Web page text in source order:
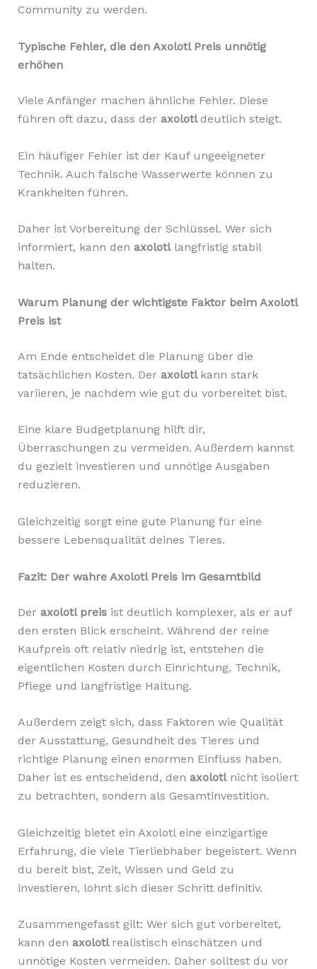
Community zu werden.
Typische Fehler, die den Axolotl Preis unnötig
erhöhen
Viele Anfänger machen ähnliche Fehler. Diese
führen oft dazu, dass der axolotl deutlich steigt.
Ein häufiger Fehler ist der Kauf ungeeigneter
Technik. Auch falsche Wasserwerte können zu
Krankheiten führen.
Daher ist Vorbereitung der Schlüssel. Wer sich
informiert, kann den axolotllangfristig stabil
halten.
Warum Planung der wichtigste Faktor beim Axolotl
Preis ist
Am Ende entscheidet die Planung über die
tatsächlichen Kosten. Der axolotl kann stark
variieren, je nachdem wie gut du vorbereitet bist.
Eine klare Budgetplanung hilft dir,
Überraschungen zu vermeiden. Außerdem kannst
du gezielt investieren und unnötige Ausgaben
reduzieren.
Gleichzeitig sorgt eine gute Planung für eine
bessere Lebensqualität deines Tieres.
Fazit: Der wahre Axolotl Preis im Gesamtbild
Der axolotl preisist deutlich komplexer, als er auf
den ersten Blick erscheint. Während der reine
Kaufpreis oft relativ niedrig ist, entstehen die
eigentlichen Kosten durch Einrichtung, Technik,
Pflege und langfristige Haltung.
Außerdem zeigt sich, dass Faktoren wie Qualität
der Ausstattung, Gesundheit des Tieres und
richtige Planung einen enormen Einfluss haben.
Daher ist es entscheidend, den axolotlnicht isoliert
zu betrachten, sondern als Gesamtinvestition.
Gleichzeitig bietet ein Axolotl eine einzigartige
Erfahrung, die viele Tierliebhaber begeistert. Wenn
du bereit bist, Zeit, Wissen und Geld zu
investieren, lohnt sich dieser Schritt definitiv.
Zusammengefasst gilt: Wer sich gut vorbereitet,
kann den axolotl realistisch einschätzen und
unnötige Kosten vermeiden. Daher solltest du vor